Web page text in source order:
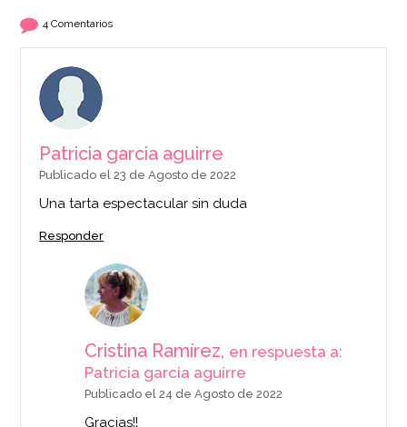
4 Comentarios
Patricia garcia aguirre
Publicado el 23 de Agosto de 2022
Una tarta espectacular sin duda
Responder
Cristina Ramírez, en respuesta a:
Patricia garcia aguirre
Publicado el 24 de Agosto de 2022
Gracias!!